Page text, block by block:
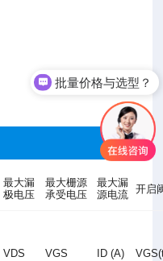
最大漏
极电压
最大栅源
承受电压
最大漏
源电流
开启
VDS VGS ID (A)
批量价格与选型？